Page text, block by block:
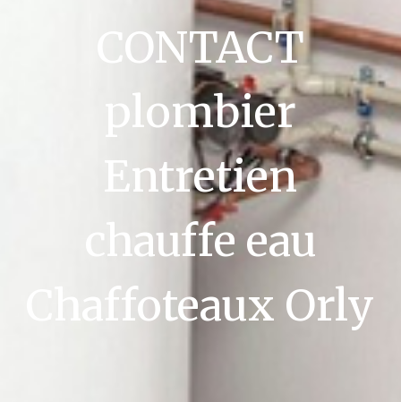
CONTACT
plombier
Entretien
chauffe eau
Chaffoteaux Orly